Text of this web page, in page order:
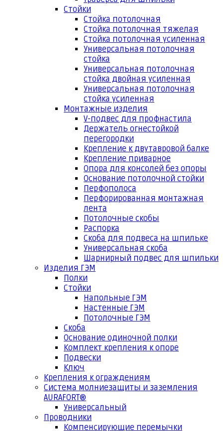
Стойки
Стойка потолочная
Стойка потолочная тяжелая
Стойка потолочная усиленная
Универсальная потолочная
стойка
Универсальная потолочная
стойка двойная усиленная
Универсальная потолочная
стойка усиленная
Монтажные изделия
V-подвес для профнастила
Держатель огнестойкой
перегородки
Крепление к двутавровой балке
Крепление приварное
Опора для консолей без опоры
Основание потолочной стойки
Перфополоса
Перфорированная монтажная
лента
Потолочные скобы
Распорка
Скоба для подвеса на шпильке
Универсальная скоба
Шарнирный подвес для шпильки
Изделия ГЭМ
Полки
Стойки
Напольные ГЭМ
Настенные ГЭМ
Потолочные ГЭМ
Скоба
Основание одиночной полки
Комплект крепления к опоре
Подвески
Ключ
Крепления к ограждениям
Система молниезащиты и заземления
AURAFORT®
Универсальный
Проводники
Компенсирующие перемычки